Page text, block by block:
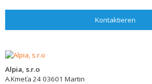
Kontaktieren
Alpia, s.r.o
A.Kmeťa 2403601 Martin